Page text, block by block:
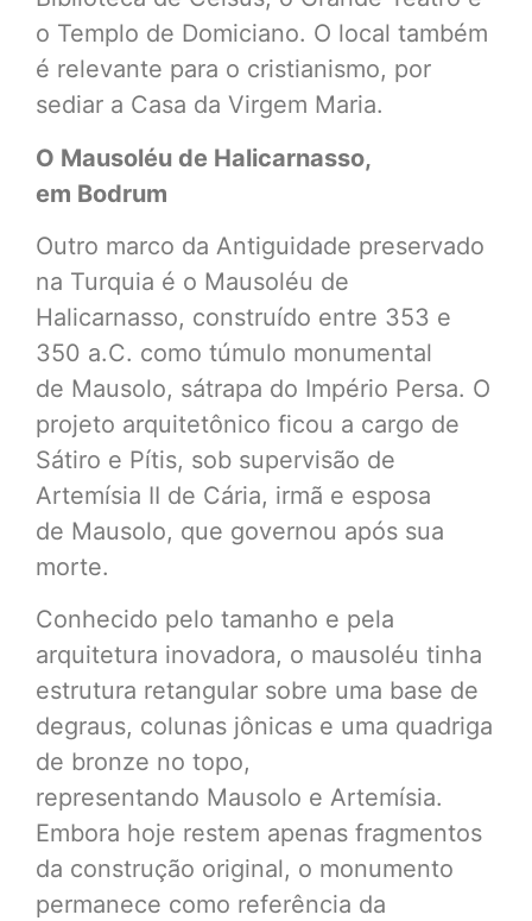
o Templo de Domiciano. O local também
é relevante para o cristianismo, por
sediar a Casa da Virgem Maria.
O Mausoléu de Halicarnasso,
em Bodrum
Outro marco da Antiguidade preservado
na Turquia é o Mausoléu de
Halicarnasso, construído entre 353 e
350 a.C. como túmulo monumental
de Mausolo, sátrapa do Império Persa. O
projeto arquitetônico ficou a cargo de
Sátiro e Pítis, sob supervisão de
Artemísia II de Cária, irmã e esposa
de Mausolo, que governou após sua
morte.
Conhecido pelo tamanho e pela
arquitetura inovadora, o mausoléu tinha
estrutura retangular sobre uma base de
degraus, colunas jônicas e uma quadriga
de bronze no topo,
representando Mausolo e Artemísia.
Embora hoje restem apenas fragmentos
da construção original, o monumento
permanece como referência da